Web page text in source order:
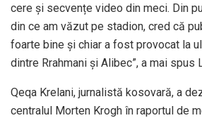
cere și secvențe video din meci. Din
din ce am văzut pe stadion, cred că
foarte bine și chiar a fost provocat la
dintre Rrahmani și Alibec”, a mai spus
Qeqa Krelani, jurnalistă kosovară, a
centralul Morten Krogh în raportul de